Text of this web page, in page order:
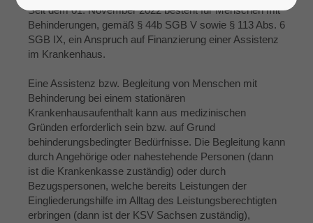
Seit dem 01. November 2022 besteht für Menschen mit
Behinderungen, gemäß § 44b SGB V sowie § 113 Abs. 6
SGB IX, ein Anspruch auf Finanzierung einer Assistenz
im Krankenhaus.
Eine Assistenz bzw. Begleitung von Menschen mit
Behinderung bei einem stationären
Krankenhausaufenthalt kann aus medizinischen
Gründen erforderlich sein bzw. auf Grund
behinderungsbedingter Bedürfnisse. Die Begleitung kann
durch Angehörige oder nahestehende Personen (dann
ist die Krankenkasse zuständig) oder durch
Bezugspersonen, welche bereits Leistungen der
Eingliederungshilfe im Alltag des Leistungsberechtigten
erbringen (dann ist der KSV Sachsen zuständig),